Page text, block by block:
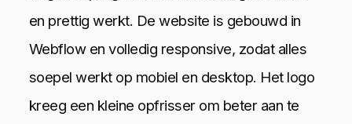
en prettig werkt. De website is gebouwd in
Webflow en volledig responsive, zodat alles
soepel werkt op mobiel en desktop. Het logo
kreeg een kleine opfrisser om beter aan te